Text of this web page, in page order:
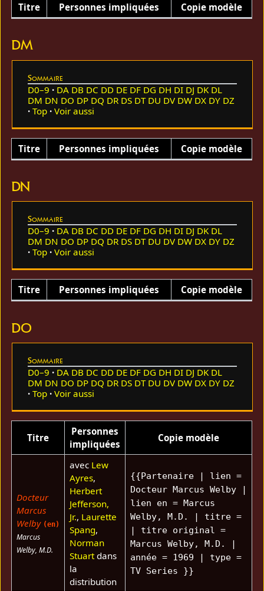
Titre Personnes impliquées Copie modèle
DM
Sommaire
D0–9 DA DB DC DD DE DF DG DH DI DJ DK DL
DM DN DO DP DQ DR DS DT DU DV DW DX DY DZ
Top
Voir aussi
Titre Personnes impliquées Copie modèle
DN
Sommaire
D0–9 DA DB DC DD DE DF DG DH DI DJ DK DL
DM DN DO DP DQ DR DS DT DU DV DW DX DY DZ
Top
Voir aussi
Titre Personnes impliquées Copie modèle
DO
Sommaire
D0–9 DA DB DC DD DE DF DG DH DI DJ DK DL
DM DN DO DP DQ DR DS DT DU DV DW DX DY DZ
Top
Voir aussi
Titre
Personnes
impliquées
Copie modèle
Docteur
Marcus
Welby (en)
Marcus
Welby, M.D.
avec Lew
Ayres,
Herbert
Jefferson,
Jr., Laurette
Spang,
Norman
Stuartdans
la
distribution
{{Partenaire | lien =
Docteur Marcus Welby |
lien en = Marcus
Welby, M.D. | titre =
| titre original =
Marcus Welby, M.D. |
année = 1969 | type =
TV Series }}